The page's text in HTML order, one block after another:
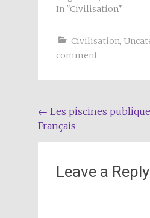
In "Civilisation"
Civilisation,
comment
Post
navigation
← Les piscines
Français
Leave a Reply